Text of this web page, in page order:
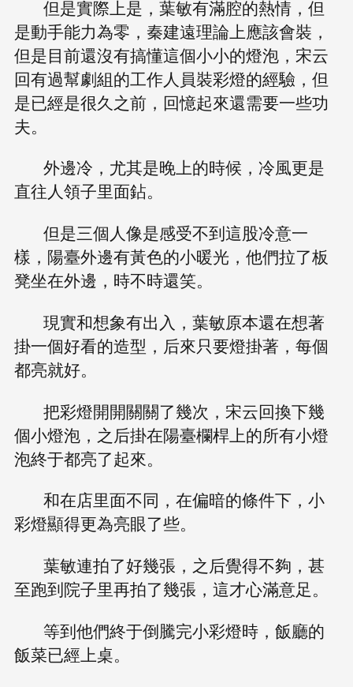
但是實際上是，葉敏有滿腔的熱情，但
是動手能力為零，秦建遠理論上應該會裝，
但是目前還沒有搞懂這個小小的燈泡，宋云
回有過幫劇組的工作人員裝彩燈的經驗，但
是已經是很久之前，回憶起來還需要一些功
夫。
外邊冷，尤其是晚上的時候，冷風更是
直往人領子里面鉆。
但是三個人像是感受不到這股冷意一
樣，陽臺外邊有黃色的小暖光，他們拉了板
凳坐在外邊，時不時還笑。
現實和想象有出入，葉敏原本還在想著
掛一個好看的造型，后來只要燈掛著，每個
都亮就好。
把彩燈開開關關了幾次，宋云回換下幾
個小燈泡，之后掛在陽臺欄桿上的所有小燈
泡終于都亮了起來。
和在店里面不同，在偏暗的條件下，小
彩燈顯得更為亮眼了些。
葉敏連拍了好幾張，之后覺得不夠，甚
至跑到院子里再拍了幾張，這才心滿意足。
等到他們終于倒騰完小彩燈時，飯廳的
飯菜已經上桌。